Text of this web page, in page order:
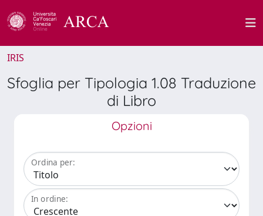
IRIS
Sfoglia per Tipologia 1.08 Traduzione
di Libro
Opzioni
Ordina per:
In ordine: